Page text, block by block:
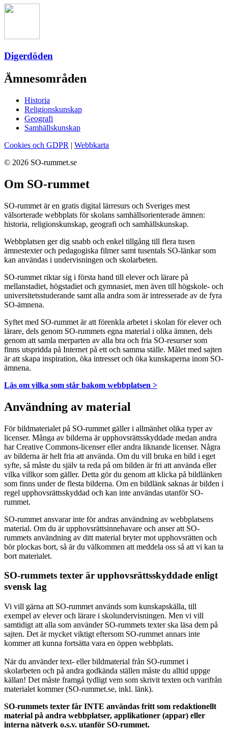
Digerdöden
Ämnesområden
Historia
Religionskunskap
Geografi
Samhällskunskap
Cookies och GDPR | Webbkarta
© 2026 SO-rummet.se
Om SO-rummet
SO-rummet är en gratis digital lärresurs och Sveriges mest
välsorterade webbplats för skolans samhällsorienterade ämnen:
historia, religionskunskap, geografi och samhällskunskap.
Webbplatsen ger dig snabb och enkel tillgång till flera tusen
ämnestexter och pedagogiska filmer samt tusentals SO-länkar som
kan användas i undervisningen och skolarbeten.
SO-rummet riktar sig i första hand till elever och lärare på
mellanstadiet, högstadiet och gymnasiet, men även till högskole- och
universitetsstuderande samt alla andra som är intresserade av de fyra
SO-ämnena.
Syftet med SO-rummet är att förenkla arbetet i skolan för elever och
lärare, dels genom SO-rummets egna material i olika ämnen, dels
genom att samla merparten av alla bra och fria SO-resurser som
finns utspridda på Internet på ett och samma ställe. Målet med sajten
är att skapa inspiration, öka intresset och öka kunskaperna inom SO-
ämnena.
Läs om vilka som står bakom webbplatsen >
Användning av material
För bildmaterialet på SO-rummet gäller i allmänhet olika typer av
licenser. Många av bilderna är upphovsrättsskyddade medan andra
har Creative Commons-licenser eller andra liknande licenser. Några
av bilderna är helt fria att använda. Om du vill bruka en bild i eget
syfte, så måste du själv ta reda på om bilden är fri att använda eller
vilka villkor som gäller. Detta gör du genom att klicka på bildlänken
som finns under de flesta bilderna. Om en bildlänk saknas är bilden i
regel upphovsrättsskyddad och kan inte användas utanför SO-
rummet.
SO-rummet ansvarar inte för andras användning av webbplatsens
material. Om du är upphovsrättsinnehavare och anser att SO-
rummets användning av ditt material bryter mot upphovsrätten och
bör plockas bort, så är du välkommen att meddela oss så att vi kan ta
bort materialet.
SO-rummets texter är upphovsrättsskyddade enligt
svensk lag
Vi vill gärna att SO-rummet används som kunskapskälla, till
exempel av elever och lärare i skolundervisningen. Men vi vill
samtidigt att alla som använder SO-rummets texter ska läsa dem på
sajten. Det är mycket viktigt eftersom SO-rummet annars inte
kommer att kunna fortsätta vara en öppen webbplats.
När du använder text- eller bildmaterial från SO-rummet i
skolarbeten och på andra godkända ställen måste du alltid uppge
källan! Det måste framgå tydligt vem som skrivit texten och varifrån
materialet kommer (SO-rummet.se, inkl. länk).
SO-rummets texter får INTE användas fritt som redaktionellt
material på andra webbplatser, applikationer (appar) eller
interna nätverk o.s.v. utanför SO-rummet.